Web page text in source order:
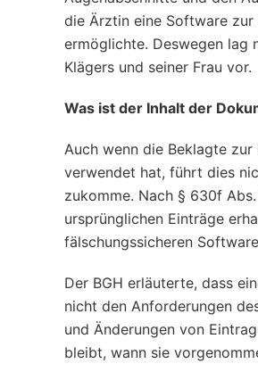
die Ärztin eine Software zur
ermöglichte. Deswegen lag
Klägers und seiner Frau vor.
Was ist der Inhalt der
Auch wenn die Beklagte
verwendet hat, führt dies
zukomme. Nach § 630f
ursprünglichen Einträge
fälschungssicheren
Der BGH erläuterte, dass
nicht den Anforderungen
und Änderungen von
bleibt, wann sie